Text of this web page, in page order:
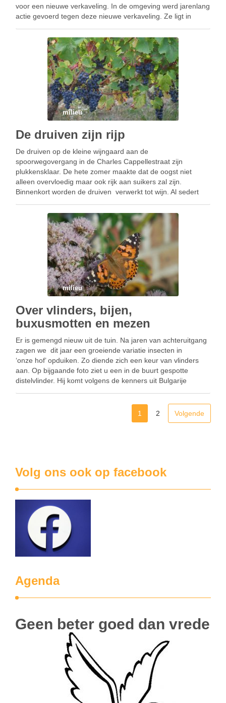
voor een nieuwe verkaveling. In de omgeving werd jarenlang
actie gevoerd tegen deze nieuwe verkaveling. Ze ligt in
milieu
De druiven zijn rijp
De druiven op de kleine wijngaard aan de
spoorwegovergang in de Charles Cappellestraat zijn
plukkensklaar. De hete zomer maakte dat de oogst niet
alleen overvloedig maar ook rijk aan suikers zal zijn.
Binnenkort worden de druiven verwerkt tot wijn. Al sedert
verschillende soorten …
milieu
Over vlinders, bijen,
buxusmotten en mezen
Er is gemengd nieuw uit de tuin. Na jaren van achteruitgang
zagen we dit jaar een groeiende variatie insecten in
‘onze hof’ opduiken. Zo diende zich een keur van vlinders
aan. Op bijgaande foto ziet u een in de buurt gespotte
distelvlinder. Hij komt volgens de kenners uit Bulgarije
1 2 Volgende
Volg ons ook op facebook
Agenda
Geen beter goed dan vrede